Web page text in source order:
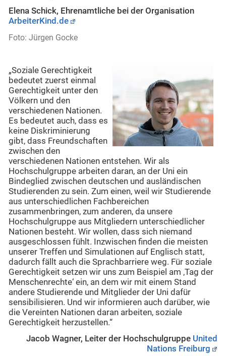
Elena Schick, Ehrenamtliche bei der Organisation
ArbeiterKind.de
Foto: Jürgen Gocke
„Soziale Gerechtigkeit
bedeutet zuerst einmal
Gerechtigkeit unter den
Völkern und den
verschiedenen Nationen.
Es bedeutet auch, dass es
keine Diskriminierung
gibt, dass Freundschaften
zwischen den
verschiedenen Nationen entstehen. Wir als
Hochschulgruppe arbeiten daran, an der Uni ein
Bindeglied zwischen deutschen und ausländischen
Studierenden zu sein. Zum einen, weil wir Studierende
aus unterschiedlichen Fachbereichen
zusammenbringen, zum anderen, da unsere
Hochschulgruppe aus Mitgliedern unterschiedlicher
Nationen besteht. Wir wollen, dass sich niemand
ausgeschlossen fühlt. Inzwischen finden die meisten
unserer Treffen und Simulationen auf Englisch statt,
dadurch fällt auch die Sprachbarriere weg. Für soziale
Gerechtigkeit setzen wir uns zum Beispiel am ‚Tag der
Menschenrechte‘ ein, an dem wir mit einem Stand
andere Studierende und Mitglieder der Uni dafür
sensibilisieren. Und wir informieren auch darüber, wie
die Vereinten Nationen daran arbeiten, soziale
Gerechtigkeit herzustellen.“
Jacob Wagner, Leiter der Hochschulgruppe United
Nations Freiburg